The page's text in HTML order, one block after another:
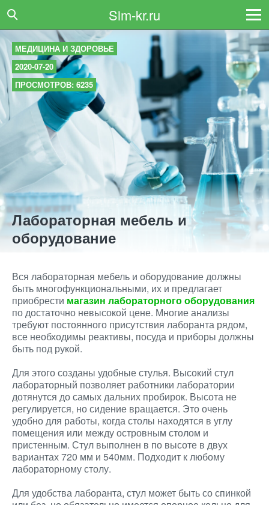
Sim-kr.ru
МЕДИЦИНА И ЗДОРОВЬЕ
2020-07-20
ПРОСМОТРОВ: 6235
Лабораторная мебель и
оборудование
Вся лабораторная мебель и оборудование должны
быть многофункциональными, их и предлагает
приобрести магазин лабораторного оборудования
по достаточно невысокой цене. Многие анализы
требуют постоянного присутствия лаборанта рядом,
все необходимы реактивы, посуда и приборы должны
быть под рукой.
Для этого созданы удобные стулья. Высокий стул
лабораторный позволяет работники лаборатории
дотянутся до самых дальних пробирок. Высота не
регулируется, но сидение вращается. Это очень
удобно для работы, когда столы находятся в углу
помещения или между островным столом и
пристенным. Стул выполнен в по высоте в двух
вариантах 720 мм и 540мм. Подходит к любому
лабораторному столу.
Для удобства лаборанта, стул может быть со спинкой